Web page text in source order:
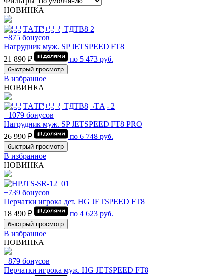
НОВИНКА
+875 бонусов
Нагрудник муж. SP JETSPEED FT8
21 890 ₽
по 5 473 руб.
быстрый просмотр
В избранное
НОВИНКА
+1079 бонусов
Нагрудник муж. SP JETSPEED FT8 PRO
26 990 ₽
по 6 748 руб.
быстрый просмотр
В избранное
НОВИНКА
+739 бонусов
Перчатки игрока дет. HG JETSPEED FT8
18 490 ₽
по 4 623 руб.
быстрый просмотр
В избранное
НОВИНКА
+879 бонусов
Перчатки игрока муж. HG JETSPEED FT8